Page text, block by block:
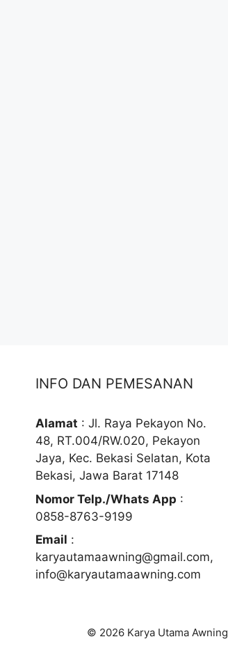
INFO DAN PEMESANAN
Alamat : Jl. Raya Pekayon No.
48, RT.004/RW.020, Pekayon
Jaya, Kec. Bekasi Selatan, Kota
Bekasi, Jawa Barat 17148
Nomor Telp./Whats App :
0858-8763-9199
Email :
karyautamaawning@gmail.com,
info@karyautamaawning.com
© 2026 Karya Utama Awning